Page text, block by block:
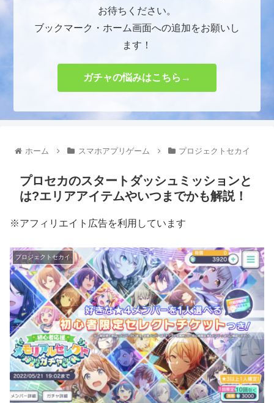
お待ちください。
ブックマーク・ホーム画面への追加をお願いし
ます！
ガチャの悩みはこちら→
ホーム スマホアプリゲーム プロジェクトセカイ
プロセカのスタートダッシュミッションと
は?エリアアイテムやいつまでかも解説！
※アフィリエイト広告を利用しています
プロジェクトセカイ